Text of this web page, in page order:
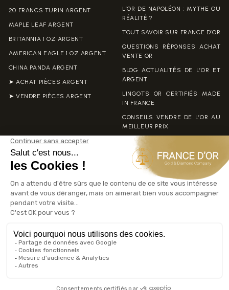
20 FRANCS TURIN ARGENT
MAPLE LEAF ARGENT
BRITANNIA 1 OZ ARGENT
AMERICAN EAGLE 1 OZ ARGENT
CHINA PANDA ARGENT
➤ ACHAT PIÈCES ARGENT
➤ VENDRE PIÈCES ARGENT
L’OR DE NAPOLÉON : MYTHE OU
RÉALITÉ ?
TOUT SAVOIR SUR FRANCE D’OR
QUESTIONS RÉPONSES ACHAT
VENTE OR
BLOG ACTUALITÉS DE L’OR ET
ARGENT
LINGOTS OR CERTIFIÉS MADE
IN FRANCE
CONSEILS VENDRE DE L’OR AU
MEILLEUR PRIX
ACHAT VENTE OR À TOULON
AVEC FRANCE D’OR
NOS PARTENAIRES
PLAN DU SITE MENTIONS LÉGALES